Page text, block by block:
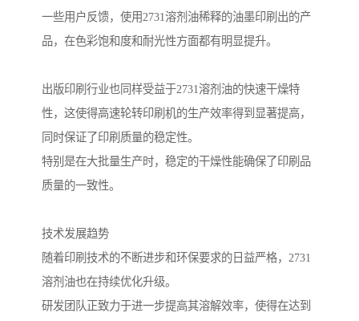
一些用户反馈，使用2731溶剂油稀释的油墨印刷出的产
品，在色彩饱和度和耐光性方面都有明显提升。
出版印刷行业也同样受益于2731溶剂油的快速干燥特
性，这使得高速轮转印刷机的生产效率得到显著提高，
同时保证了印刷质量的稳定性。
特别是在大批量生产时，稳定的干燥性能确保了印刷品
质量的一致性。
技术发展趋势
随着印刷技术的不断进步和环保要求的日益严格，2731
溶剂油也在持续优化升级。
研发团队正致力于进一步提高其溶解效率，使得在达到